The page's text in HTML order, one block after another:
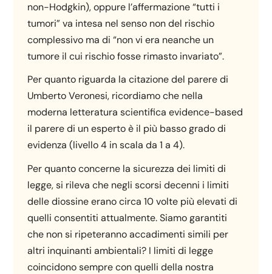
non-Hodgkin), oppure l’affermazione “tutti i
tumori” va intesa nel senso non del rischio
complessivo ma di “non vi era neanche un
tumore il cui rischio fosse rimasto invariato”.
Per quanto riguarda la citazione del parere di
Umberto Veronesi, ricordiamo che nella
moderna letteratura scientifica evidence-based
il parere di un esperto è il più basso grado di
evidenza (livello 4 in scala da 1 a 4).
Per quanto concerne la sicurezza dei limiti di
legge, si rileva che negli scorsi decenni i limiti
delle diossine erano circa 10 volte più elevati di
quelli consentiti attualmente. Siamo garantiti
che non si ripeteranno accadimenti simili per
altri inquinanti ambientali? I limiti di legge
coincidono sempre con quelli della nostra